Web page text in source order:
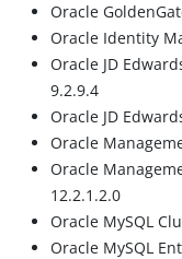
Oracle
Oracle Identity
Oracle JD
9.2.9.4
Oracle JD
Oracle
Oracle
12.2.1.2.0
Oracle MySQL
Oracle MySQL